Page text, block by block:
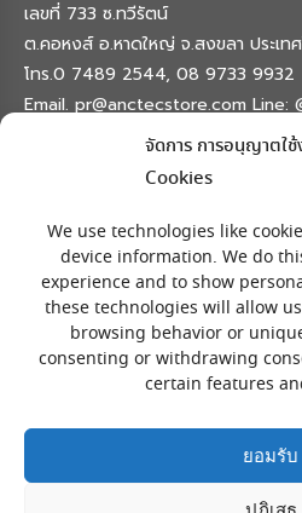
จัดการ การอนุญาตใช้
Cookies
We use technologies like
device information. We do
experience and to show
these technologies will allow
browsing behavior or
consenting or withdrawing
certain features
ยอมรับ
เลขที่ 733 ซ.ทวีรัตน์
ต.คอหงส์ อ.หาดใหญ่ จ.สงขลา ประเท
โทร.0 7489 2544, 08 9733 9932
Email. pr@anctecstore.com Line:
opens
new
window
opens
in
new
window
opens
in
new
window
opens
in
new
window
เครื่องหมายลงทะเบียน